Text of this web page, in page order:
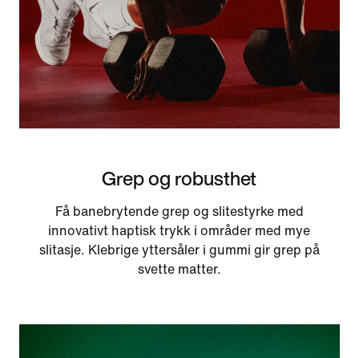
Grep og robusthet
Få banebrytende grep og slitestyrke med
innovativt haptisk trykk i områder med mye
slitasje. Klebrige yttersåler i gummi gir grep på
svette matter.